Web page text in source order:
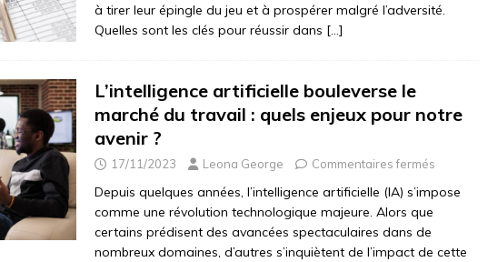
à tirer leur épingle du jeu et à prospérer malgré l’adversité.
Quelles sont les clés pour réussir dans […]
L’intelligence artificielle bouleverse le
marché du travail : quels enjeux pour notre
avenir ?
17/11/2023 Leona George Commentaires fermés
Depuis quelques années, l’intelligence artificielle (IA) s’impose
comme une révolution technologique majeure. Alors que
certains prédisent des avancées spectaculaires dans de
nombreux domaines, d’autres s’inquiètent de l’impact de cette